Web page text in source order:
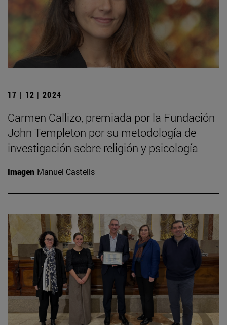
17 | 12 | 2024
Carmen Callizo, premiada por la Fundación
John Templeton por su metodología de
investigación sobre religión y psicología
Imagen Manuel Castells